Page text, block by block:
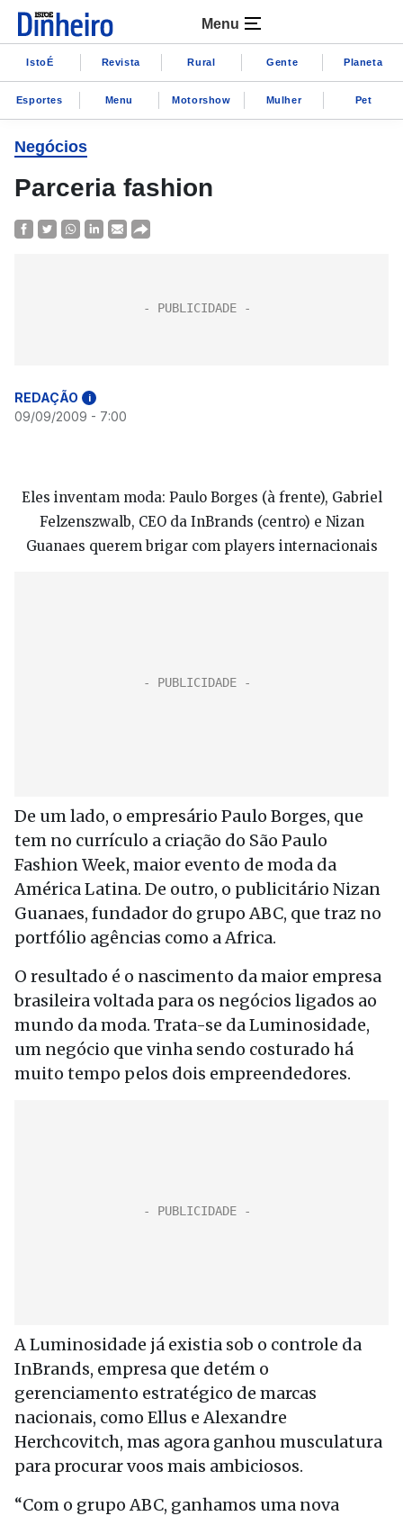
Menu
IstoÉ Revista Rural Gente Planeta
Esportes Menu Motorshow Mulher Pet
Negócios
Parceria fashion
REDAÇÃO i
09/09/2009 - 7:00
Eles inventam moda: Paulo Borges (à frente), Gabriel
Felzenszwalb, CEO da InBrands (centro) e Nizan
Guanaes querem brigar com players internacionais
De um lado, o empresário Paulo Borges, que
tem no currículo a criação do São Paulo
Fashion Week, maior evento de moda da
América Latina. De outro, o publicitário Nizan
Guanaes, fundador do grupo ABC, que traz no
portfólio agências como a Africa.
O resultado é o nascimento da maior empresa
brasileira voltada para os negócios ligados ao
mundo da moda. Trata-se da Luminosidade,
um negócio que vinha sendo costurado há
muito tempo pelos dois empreendedores.
A Luminosidade já existia sob o controle da
InBrands, empresa que detém o
gerenciamento estratégico de marcas
nacionais, como Ellus e Alexandre
Herchcovitch, mas agora ganhou musculatura
para procurar voos mais ambiciosos.
“Com o grupo ABC, ganhamos uma nova